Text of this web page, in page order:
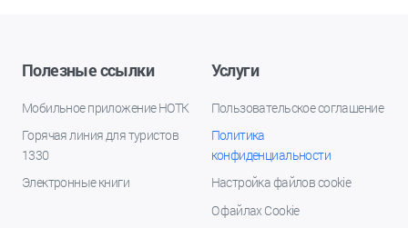
Полезные ссылки
Мобильное приложение НОТК
Горячая линия для туристов
1330
Электронные книги
Услуги
Пользовательское соглашение
Политика
конфиденциальности
Настройка файлов cookie
О файлах Cookie